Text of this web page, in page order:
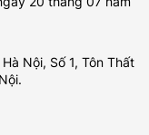
Nội, Số 1, Tôn Thất